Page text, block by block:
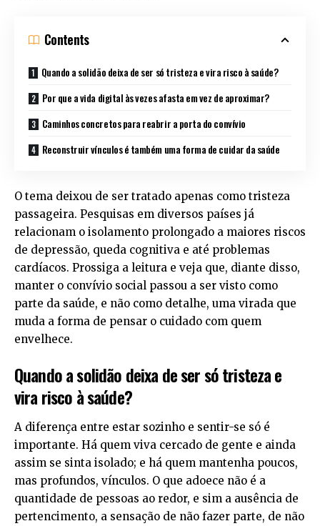
Contents
Quando a solidão deixa de ser só tristeza e vira risco à saúde?
Por que a vida digital às vezes afasta em vez de aproximar?
Caminhos concretos para reabrir a porta do convívio
Reconstruir vínculos é também uma forma de cuidar da saúde
O tema deixou de ser tratado apenas como tristeza
passageira. Pesquisas em diversos países já
relacionam o isolamento prolongado a maiores riscos
de depressão, queda cognitiva e até problemas
cardíacos. Prossiga a leitura e veja que, diante disso,
manter o convívio social passou a ser visto como
parte da saúde, e não como detalhe, uma virada que
muda a forma de pensar o cuidado com quem
envelhece.
Quando a solidão deixa de ser só tristeza e
vira risco à saúde?
A diferença entre estar sozinho e sentir-se só é
importante. Há quem viva cercado de gente e ainda
assim se sinta isolado; e há quem mantenha poucos,
mas profundos, vínculos. O que adoece não é a
quantidade de pessoas ao redor, e sim a ausência de
pertencimento, a sensação de não fazer parte, de não